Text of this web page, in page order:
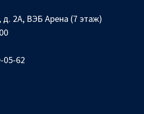
д. 2А, ВЭБ Арена (7 этаж)
05-62